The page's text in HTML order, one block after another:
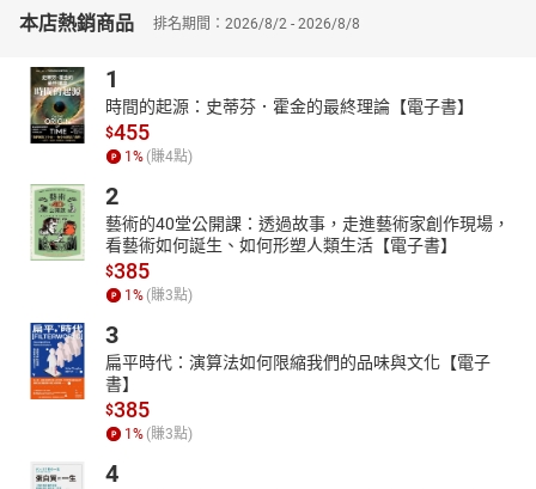
哲學思想為古代戰爭提供了指導，也對現代管理與決策制定產生了
➤融通古今的智慧結晶
作者將專業的兵學理論變得通俗易懂，適合各年齡層的讀者閱讀，
都能從書中有所啟發。本書既是一部軍事思想的經典，更是一座溝
通古今、融匯智慧的橋梁，讓中華兵學智慧在新時代煥發光彩。
本書特色：本書結合歷代軍事戰役與實戰案例，重溫中華兵法的智
慧結晶。全書涵蓋《孫子兵法》、《軍志》、《軍政》等經典，梳
理春秋戰國至漢唐的軍事發展脈絡，進而探討戰爭法則、用兵之道
及治軍之法，透過生動活潑的文字敘述，讓讀者輕鬆領會古代兵學
的精髓，是了解兵學思想的經典之作。
本店熱銷商品 排名期間：2026/8/2 - 2026/8/8
1
時間的起源：史蒂芬．霍金的最終理論【電子書】
$455
1 % (賺4點)
2
藝術的40堂公開課：透過故事，走進藝術家創作現場，
看藝術如何誕生、如何形塑人類生活【電子書】
$385
1 % (賺3點)
3
扁平時代：演算法如何限縮我們的品味與文化【電子
書】
$385
1 % (賺3點)
4